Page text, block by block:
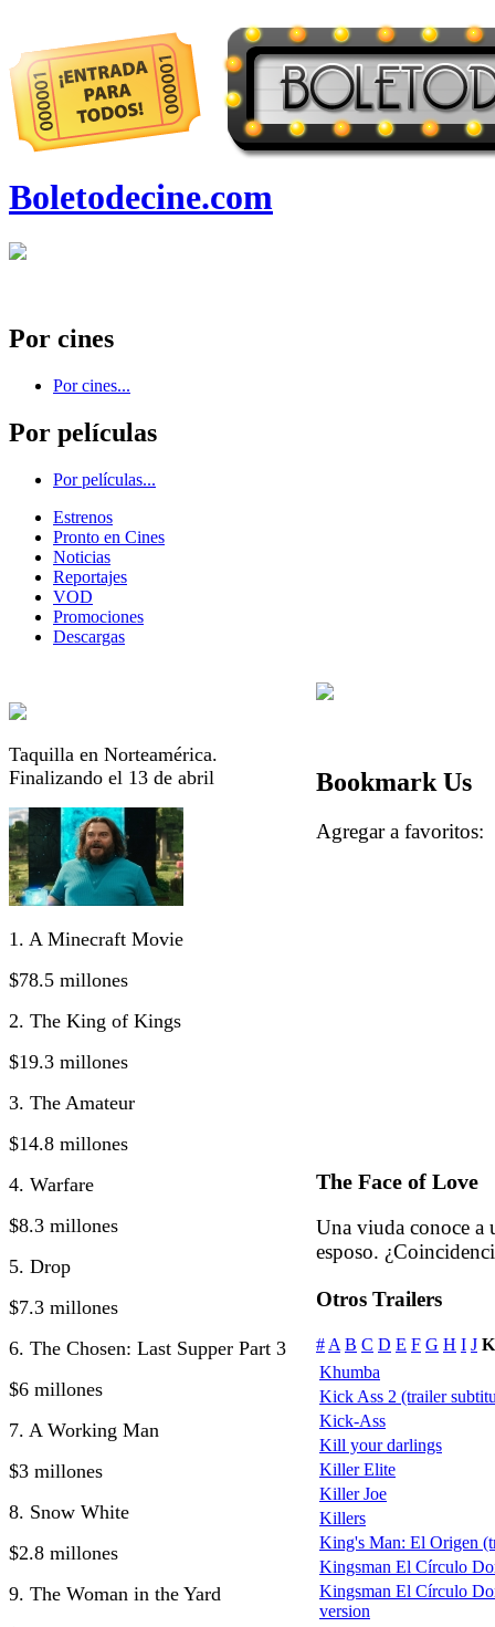
Boletodecine.com
Por cines
Por cines...
Por películas
Por películas...
Estrenos
Pronto en Cines
Noticias
Reportajes
VOD
Promociones
Descargas
Taquilla en Norteamérica.
Finalizando el 13 de abril
1. A Minecraft Movie
$78.5 millones
2. The King of Kings
$19.3 millones
3. The Amateur
$14.8 millones
4. Warfare
$8.3 millones
5. Drop
$7.3 millones
6. The Chosen: Last Supper Part 3
$6 millones
7. A Working Man
$3 millones
8. Snow White
$2.8 millones
9. The Woman in the Yard
Bookmark Us
Agregar a
The Face of Love
Una viuda conoce a
esposo.
Otros Trailers
# A B C D E F G H I J K
Khumba
Kick Ass 2 (trailer
Kick-Ass
Kill your darlings
Killer Elite
Killer Joe
Killers
King's Man: El Origen
Kingsman El Círculo
Kingsman El Círculo
version